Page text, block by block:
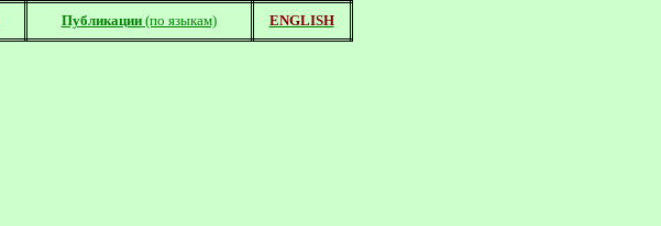
Публикации(по языкам) ENGLISH